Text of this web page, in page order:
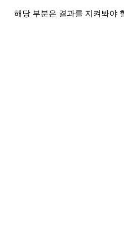
해당 부분은 결과를 지켜봐야